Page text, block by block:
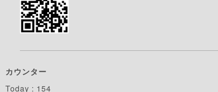
カウンター
Today : 154